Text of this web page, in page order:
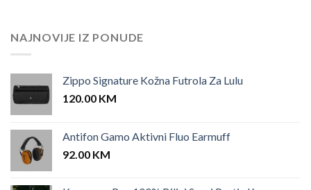
25.00 KM.
NAJNOVIJE IZ PONUDE
Zippo Signature Kožna Futrola Za Lulu
120.00 KM
Antifon Gamo Aktivni Fluo Earmuff
92.00 KM